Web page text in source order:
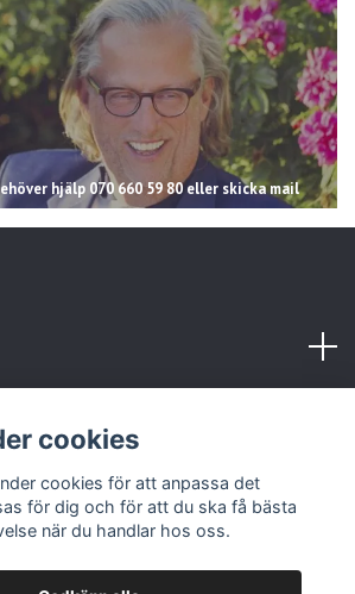
hjälp 070 660 59 80 eller skicka mail
cookies
cookies för att anpassa det
för dig och för att du ska få bästa
när du handlar hos oss.